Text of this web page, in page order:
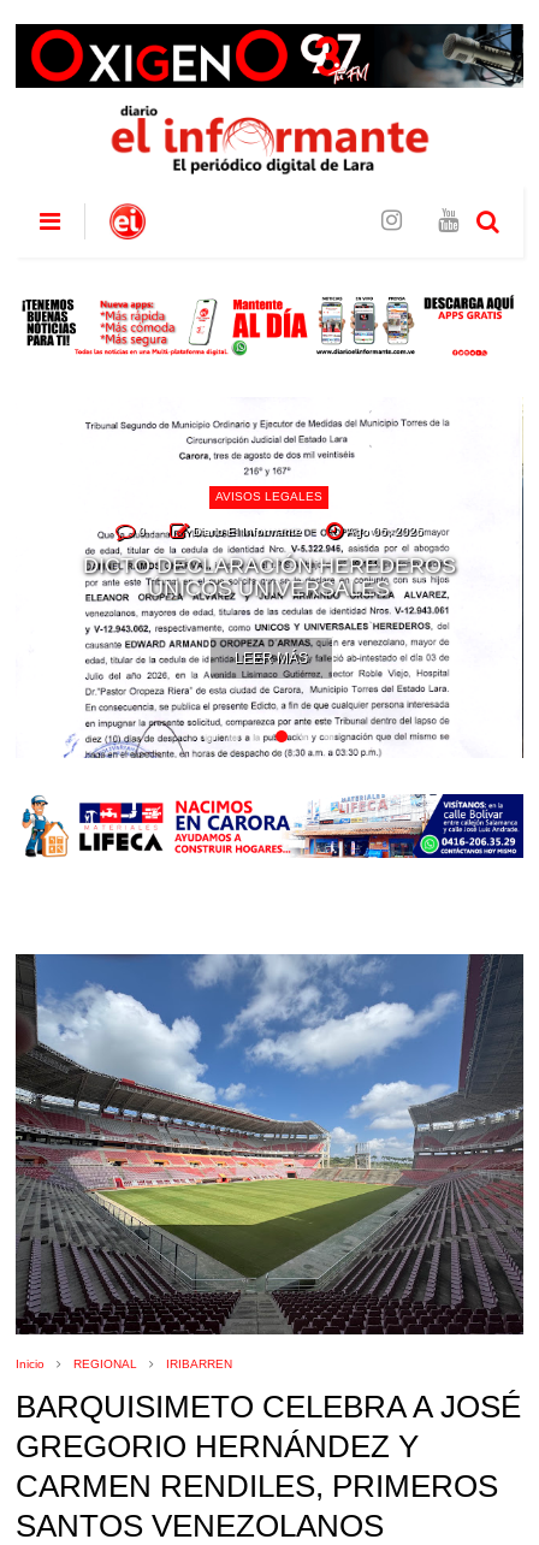
AVISOS LEGALES
0 Diario El Informante Ago 06, 2026
DICTO DECLARACIÓN HEREDEROS
ÚNICOS UNIVERSALES
LEER MÁS
Inicio REGIONAL IRIBARREN
BARQUISIMETO CELEBRA A JOSÉ
GREGORIO HERNÁNDEZ Y
CARMEN RENDILES, PRIMEROS
SANTOS VENEZOLANOS